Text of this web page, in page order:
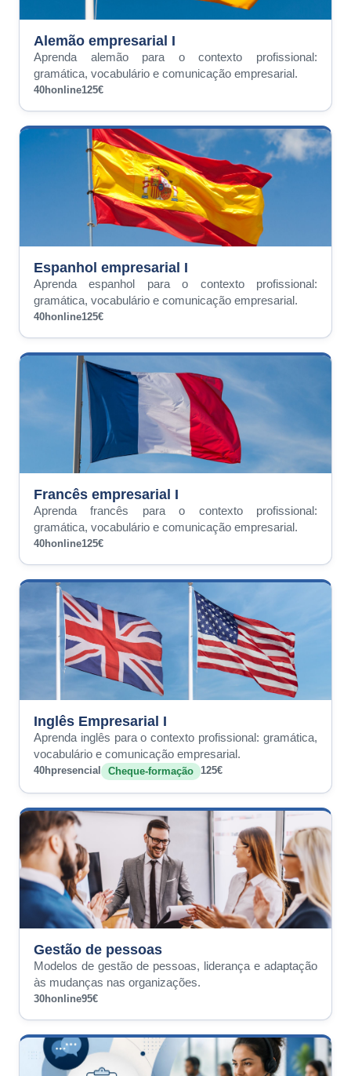
Alemão empresarial I
Aprenda alemão para o contexto profissional:
gramática, vocabulário e comunicação empresarial.
40honline125€
Espanhol empresarial I
Aprenda espanhol para o contexto profissional:
gramática, vocabulário e comunicação empresarial.
40honline125€
Francês empresarial I
Aprenda francês para o contexto profissional:
gramática, vocabulário e comunicação empresarial.
40honline125€
Inglês Empresarial I
Aprenda inglês para o contexto profissional: gramática,
vocabulário e comunicação empresarial.
40hpresencial Cheque-formação 125€
Gestão de pessoas
Modelos de gestão de pessoas, liderança e adaptação
às mudanças nas organizações.
30honline95€